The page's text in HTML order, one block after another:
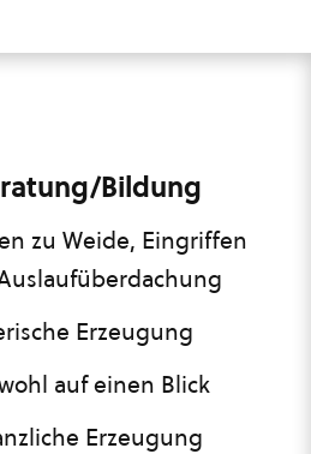
Bildung
zu Weide, Eingriffen
Erzeugung
auf einen Blick
Erzeugung